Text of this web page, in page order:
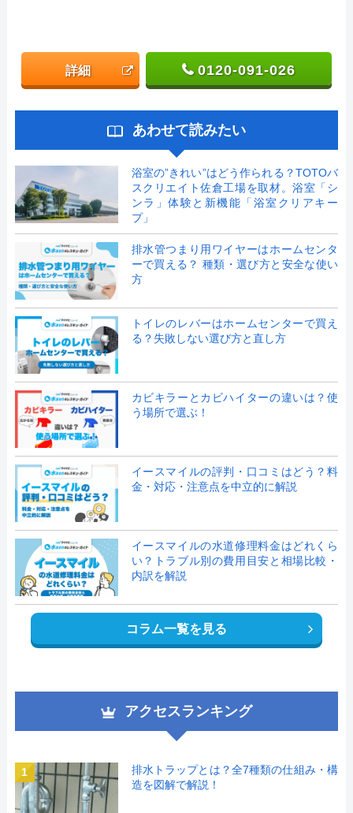
詳細 0120-091-026
あわせて読みたい
浴室の”きれい”はどう作られる？TOTOバ
スクリエイト佐倉工場を取材。浴室「シ
ンラ」体験と新機能「浴室クリアキー
プ」
排水管つまり用ワイヤーはホームセンタ
ーで買える？ 種類・選び方と安全な使い
方
トイレのレバーはホームセンターで買え
る？失敗しない選び方と直し方
カビキラーとカビハイターの違いは？使
う場所で選ぶ！
イースマイルの評判・口コミはどう？料
金・対応・注意点を中立的に解説
イースマイルの水道修理料金はどれくら
い？トラブル別の費用目安と相場比較・
内訳を解説
コラム一覧を見る
アクセスランキング
1
排水トラップとは？全7種類の仕組み・構
造を図解で解説！